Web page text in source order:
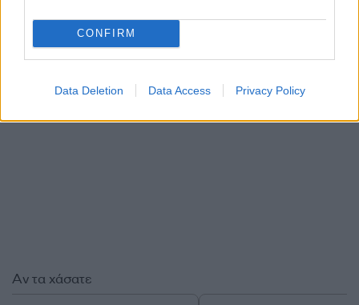
CONFIRM
Data Deletion Data Access Privacy Policy
Αν τα χάσατε